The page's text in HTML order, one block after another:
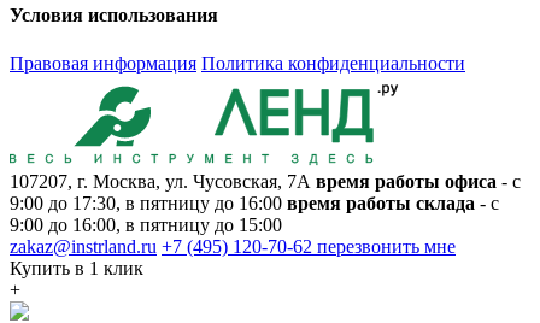
Условия использования
Правовая информация Политика конфиденциальности
107207, г. Москва, ул. Чусовская, 7А время работы офиса - с
9:00 до 17:30, в пятницу до 16:00 время работы склада - с
9:00 до 16:00, в пятницу до 15:00
zakaz@instrland.ru +7 (495) 120-70-62 перезвонить мне
Купить в 1 клик
+